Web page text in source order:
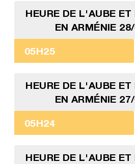
HEURE DE L'AUBE
EN ARMÉNIE
05H25
HEURE DE L'AUBE
EN ARMÉNIE
05H24
HEURE DE L'AUBE